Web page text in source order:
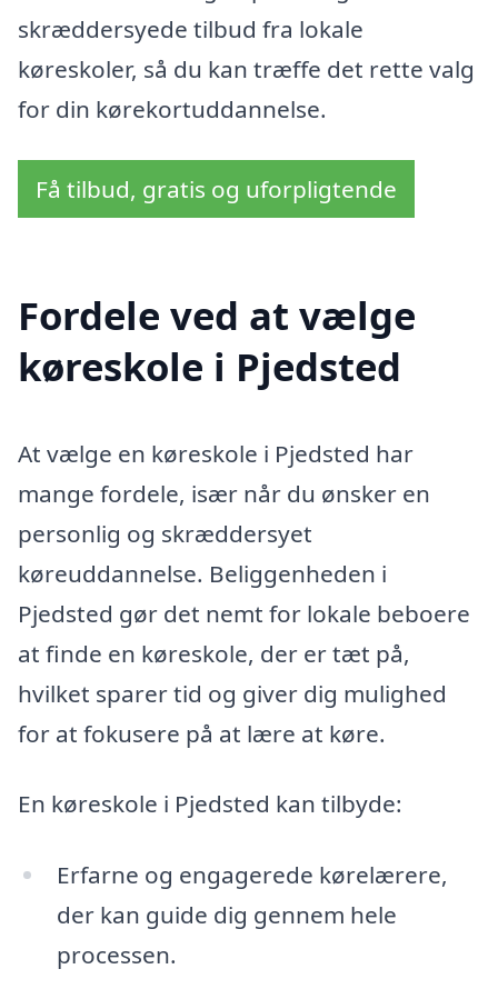
skræddersyede tilbud fra lokale
køreskoler, så du kan træffe det rette valg
for din kørekortuddannelse.
Få tilbud, gratis og uforpligtende
Fordele ved at vælge
køreskole i Pjedsted
At vælge en køreskole i Pjedsted har
mange fordele, især når du ønsker en
personlig og skræddersyet
køreuddannelse. Beliggenheden i
Pjedsted gør det nemt for lokale beboere
at finde en køreskole, der er tæt på,
hvilket sparer tid og giver dig mulighed
for at fokusere på at lære at køre.
En køreskole i Pjedsted kan tilbyde:
Erfarne og engagerede kørelærere,
der kan guide dig gennem hele
processen.